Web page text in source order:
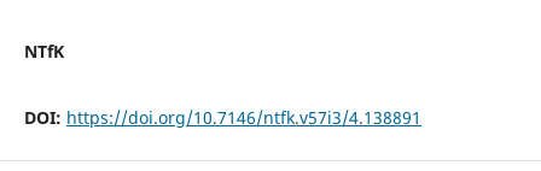
NTfK
DOI: https://doi.org/10.7146/ntfk.v57i3/4.138891